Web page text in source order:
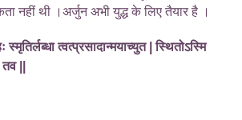
नहीं थी ।अर्जुन अभी युद्ध के लिए तैयार है ।
स्मृतिर्लब्धा त्वत्प्रसादान्मयाच्युत | स्थितोऽस्मि
||